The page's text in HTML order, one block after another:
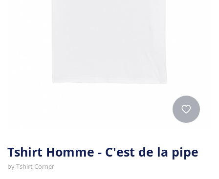
Tshirt Homme - C'est de la pipe
byTshirt Corner